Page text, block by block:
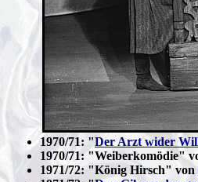
1970/71: "Der Arzt wider
1970/71: "Weiberkomödie"
1971/72: "König Hirsch" von